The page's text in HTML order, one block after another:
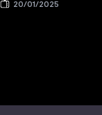
20/01/2025